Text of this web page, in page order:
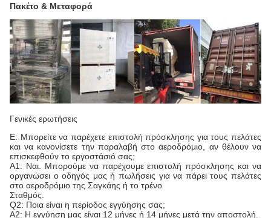
Πακέτο & Μεταφορά
Γενικές ερωτήσεις
Ε: Μπορείτε να παρέχετε επιστολή πρόσκλησης για τους πελάτες
και να κανονίσετε την παραλαβή στο αεροδρόμιο, αν θέλουν να
επισκεφθούν το εργοστάσιό σας;
Α1: Ναι. Μπορούμε να παρέχουμε επιστολή πρόσκλησης και να
οργανώσει ο οδηγός μας ή πωλήσεις για να πάρει τους πελάτες
στο αεροδρόμιο της Σαγκάης ή το τρένο
Σταθμός.
Q2: Ποια είναι η περίοδος εγγύησης σας;
Α2: Η εγγύηση μας είναι 12 μήνες ή 14 μήνες μετά την αποστολή.